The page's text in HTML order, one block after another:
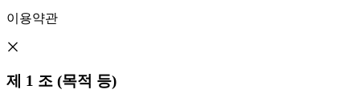
이용약관
제 1 조 (목적 등)